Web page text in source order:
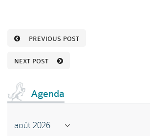
PREVIOUS POST
NEXT POST
Agenda